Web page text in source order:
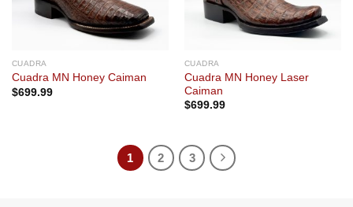
CUADRA
Cuadra MN Honey Caiman
$699.99
CUADRA
Cuadra MN Honey Laser
Caiman
$699.99
1 2 3